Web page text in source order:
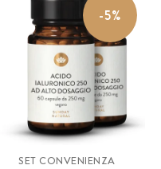
-5%
SET CONVENIENZA